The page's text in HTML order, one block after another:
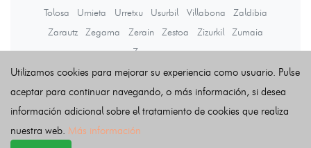
Tolosa
Urnieta Urretxu Usurbil Villabona
Zaldibia
Zarautz
Zegama Zerain Zestoa Zizurkil
Zumaia
Zumarraga
Últimas noticias
Utilizamos cookies para mejorar su experiencia como usuario. Pulse
aceptar para continuar navegando, o más información, si desea
información adicional sobre el tratamiento de cookies que realiza
nuestra web. Más información